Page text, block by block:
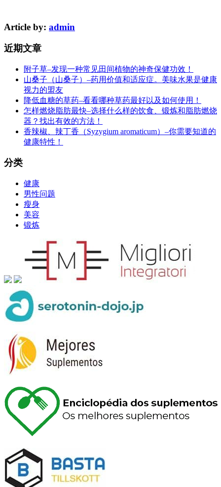
Article by: admin
近期文章
附子草–发现一种常见田间植物的神奇保健功效！
山桑子（山桑子）–药用价值和适应症。美味水果是健康
视力的盟友
降低血糖的草药–看看哪种草药最好以及如何使用！
怎样燃烧脂肪最快–选择什么样的饮食、锻炼和脂肪燃烧
器？找出有效的方法！
香辣椒、辣丁香（Syzygium aromaticum）–你需要知道的
健康特性！
分类
健康
男性问题
瘦身
美容
锻炼